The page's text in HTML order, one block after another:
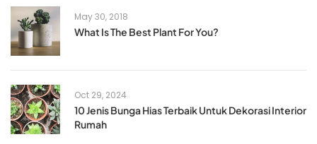
May 30, 2018
What Is The Best Plant For You?
Oct 29, 2024
10 Jenis Bunga Hias Terbaik Untuk Dekorasi Interior
Rumah